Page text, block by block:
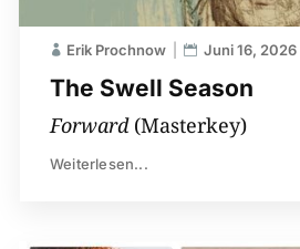
The Swell Season
Erik Prochnow Juni 16, 2026
Forward (Masterkey)
Weiterlesen...